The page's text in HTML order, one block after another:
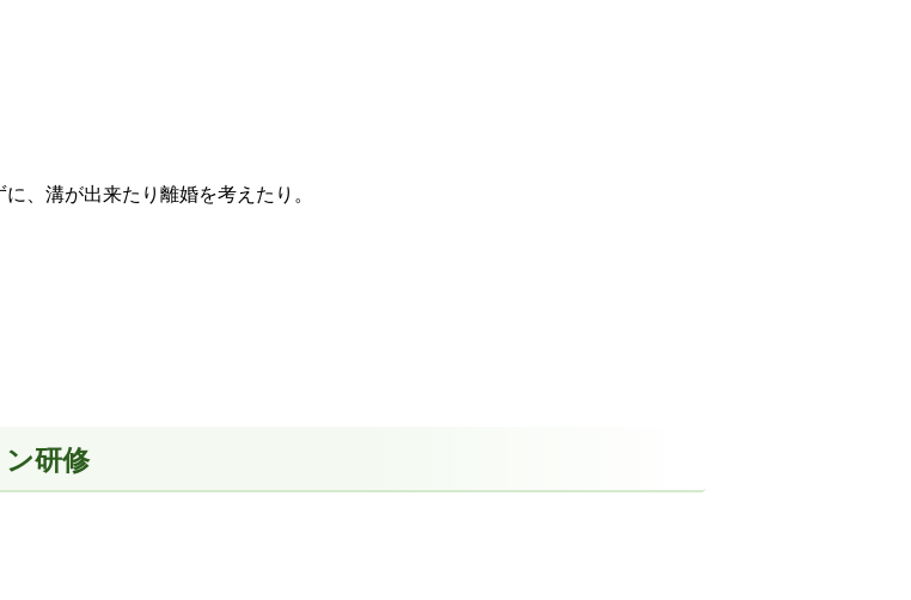
、溝が出来たり離婚を考えたり。
研修